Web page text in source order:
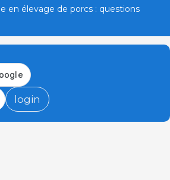
en élevage de porcs : questions
login